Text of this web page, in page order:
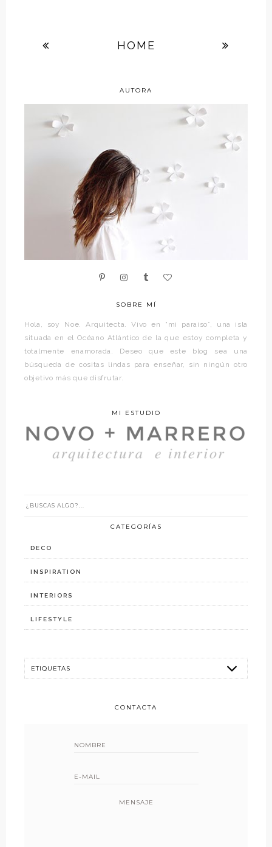
HOME
AUTORA
SOBRE MÍ
Hola, soy Noe. Arquitecta. Vivo en “mi paraíso”, una isla
situada en el Océano Atlántico de la que estoy completa y
totalmente enamorada. Deseo que este blog sea una
búsqueda de cositas lindas para enseñar, sin ningún otro
objetivo más que disfrutar.
MI ESTUDIO
CATEGORÍAS
DECO
INSPIRATION
INTERIORS
LIFESTYLE
CONTACTA
MENSAJE